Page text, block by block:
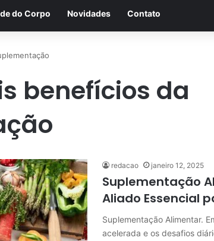
do Corpo Novidades Contato
benefícios da
redacao janeiro 12, 2025
Suplementação
Aliado Essencial
Suplementação Alimentar.
acelerada e os desafios